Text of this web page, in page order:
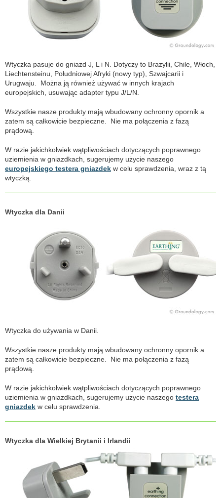
Wtyczka pasuje do gniazd J, L i N. Dotyczy to Brazylii, Chile, Włoch,
Liechtensteinu, Południowej Afryki (nowy typ), Szwajcarii i
Urugwaju. Można ją również używać w innych krajach
europejskich, usuwając adapter typu J/L/N.
Wszystkie nasze produkty mają wbudowany ochronny opornik a
zatem są całkowicie bezpieczne. Nie ma połączenia z fazą
prądową.
W razie jakichkolwiek wątpliwościach dotyczących poprawnego
uziemienia w gniazdkach, sugerujemy użycie naszego
europejskiego testera gniazdek w celu sprawdzenia, wraz z tą
wtyczką.
Wtyczka dla Danii
Wtyczka do używania w Danii.
Wszystkie nasze produkty mają wbudowany ochronny opornik a
zatem są całkowicie bezpieczne. Nie ma połączenia z fazą
prądową.
W razie jakichkolwiek wątpliwościach dotyczących poprawnego
uziemienia w gniazdkach, sugerujemy użycie naszego testera
gniazdek w celu sprawdzenia.
Wtyczka dla Wielkiej Brytanii i Irlandii